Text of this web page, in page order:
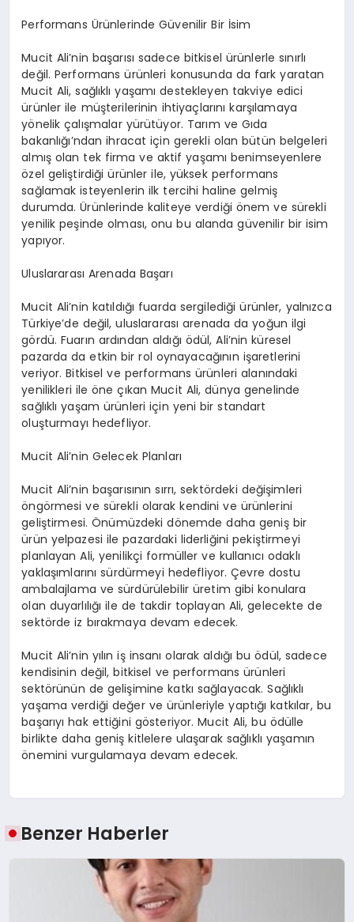
Performans Ürünlerinde Güvenilir Bir İsim
Mucit Ali’nin başarısı sadece bitkisel ürünlerle sınırlı
değil. Performans ürünleri konusunda da fark yaratan
Mucit Ali, sağlıklı yaşamı destekleyen takviye edici
ürünler ile müşterilerinin ihtiyaçlarını karşılamaya
yönelik çalışmalar yürütüyor. Tarım ve Gıda
bakanlığı’ndan ihracat için gerekli olan bütün belgeleri
almış olan tek firma ve aktif yaşamı benimseyenlere
özel geliştirdiği ürünler ile, yüksek performans
sağlamak isteyenlerin ilk tercihi haline gelmiş
durumda. Ürünlerinde kaliteye verdiği önem ve sürekli
yenilik peşinde olması, onu bu alanda güvenilir bir isim
yapıyor.
Uluslararası Arenada Başarı
Mucit Ali’nin katıldığı fuarda sergilediği ürünler, yalnızca
Türkiye’de değil, uluslararası arenada da yoğun ilgi
gördü. Fuarın ardından aldığı ödül, Ali’nin küresel
pazarda da etkin bir rol oynayacağının işaretlerini
veriyor. Bitkisel ve performans ürünleri alanındaki
yenilikleri ile öne çıkan Mucit Ali, dünya genelinde
sağlıklı yaşam ürünleri için yeni bir standart
oluşturmayı hedefliyor.
Mucit Ali’nin Gelecek Planları
Mucit Ali’nin başarısının sırrı, sektördeki değişimleri
öngörmesi ve sürekli olarak kendini ve ürünlerini
geliştirmesi. Önümüzdeki dönemde daha geniş bir
ürün yelpazesi ile pazardaki liderliğini pekiştirmeyi
planlayan Ali, yenilikçi formüller ve kullanıcı odaklı
yaklaşımlarını sürdürmeyi hedefliyor. Çevre dostu
ambalajlama ve sürdürülebilir üretim gibi konulara
olan duyarlılığı ile de takdir toplayan Ali, gelecekte de
sektörde iz bırakmaya devam edecek.
Mucit Ali’nin yılın iş insanı olarak aldığı bu ödül, sadece
kendisinin değil, bitkisel ve performans ürünleri
sektörünün de gelişimine katkı sağlayacak. Sağlıklı
yaşama verdiği değer ve ürünleriyle yaptığı katkılar, bu
başarıyı hak ettiğini gösteriyor. Mucit Ali, bu ödülle
birlikte daha geniş kitlelere ulaşarak sağlıklı yaşamın
önemini vurgulamaya devam edecek.
Benzer Haberler